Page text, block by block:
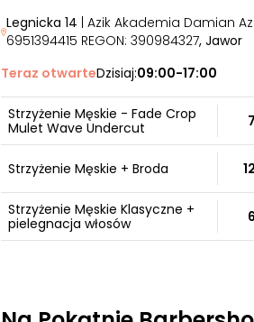
Legnicka 14 | Azik Akademia Damian
6951394415 REGON: 390984327, Jawor
Teraz otwarteDzisiaj:09:00-17:00
Strzyżenie Męskie - Fade Crop
Mulet Wave Undercut
Strzyżenie Męskie + Broda
Strzyżenie Męskie Klasyczne +
pielegnacja włosów